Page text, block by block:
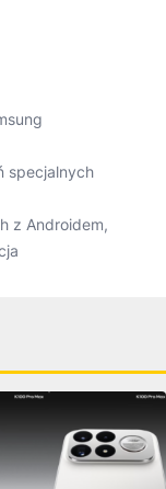
specjalnych
z Androidem,